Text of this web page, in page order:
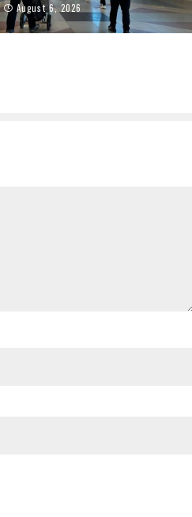
August 6, 2026